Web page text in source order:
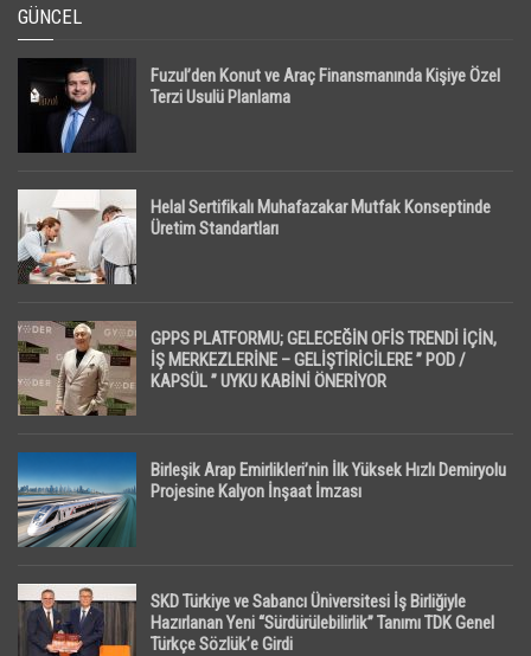
GÜNCEL
Fuzul’den Konut ve Araç Finansmanında Kişiye Özel
Terzi Usulü Planlama
Helal Sertifikalı Muhafazakar Mutfak Konseptinde
Üretim Standartları
GPPS PLATFORMU; GELECEĞİN OFİS TRENDİ İÇİN,
İŞ MERKEZLERİNE – GELİŞTİRİCİLERE ” POD /
KAPSÜL ” UYKU KABİNİ ÖNERİYOR
Birleşik Arap Emirlikleri’nin İlk Yüksek Hızlı Demiryolu
Projesine Kalyon İnşaat İmzası
SKD Türkiye ve Sabancı Üniversitesi İş Birliğiyle
Hazırlanan Yeni “Sürdürülebilirlik” Tanımı TDK Genel
Türkçe Sözlük’e Girdi